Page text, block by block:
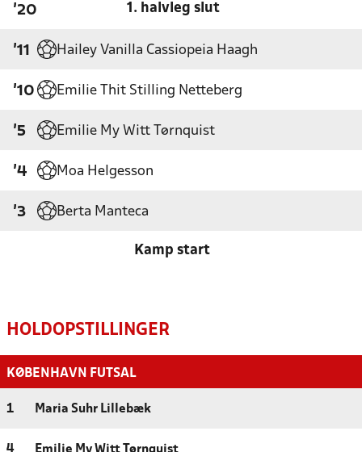
'20 1. halvleg slut
'11 Hailey Vanilla Cassiopeia Haagh
'10 Emilie Thit Stilling Netteberg
'5 Emilie My Witt Tørnquist
'4 Moa Helgesson
'3 Berta Manteca
Kamp start
HOLDOPSTILLINGER
KØBENHAVN FUTSAL
1 Maria Suhr Lillebæk
4 Emilie My Witt Tørnquist